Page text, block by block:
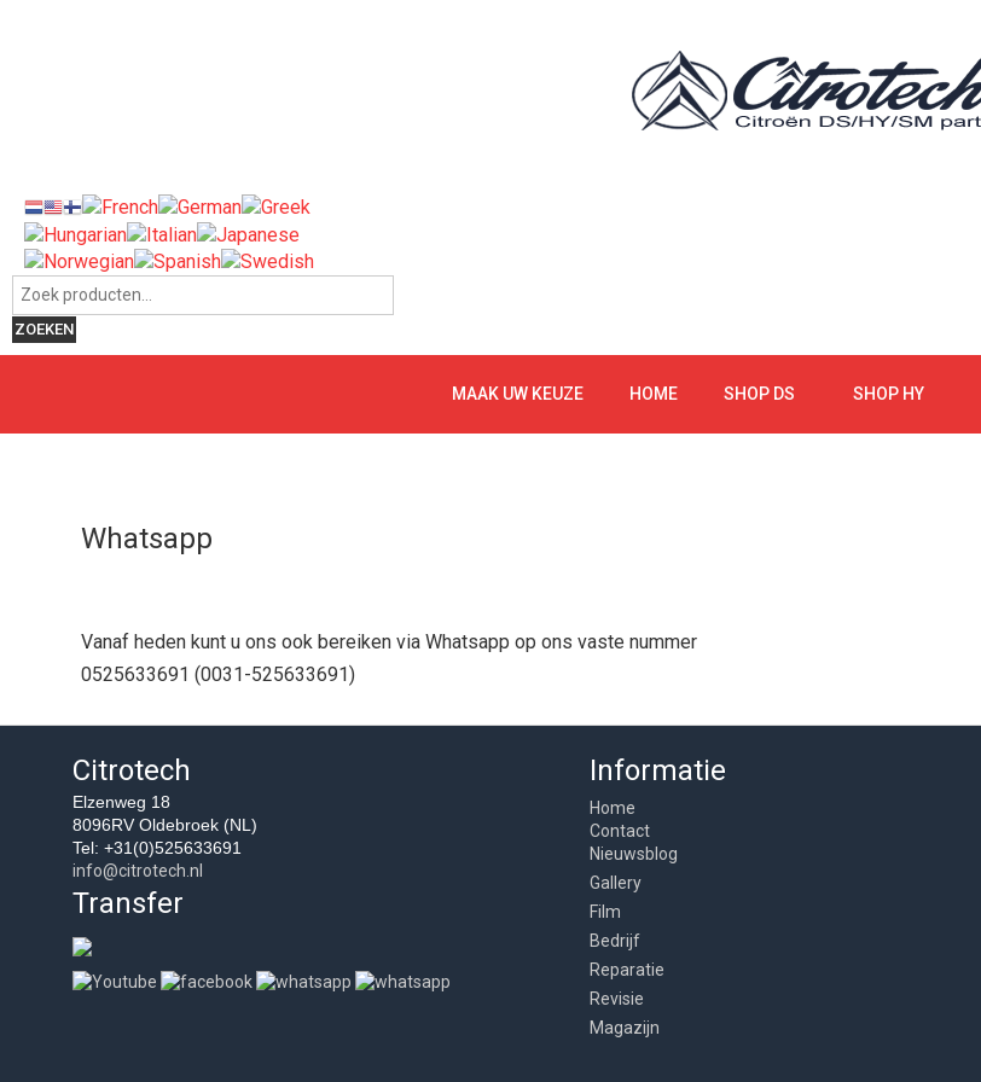
Zoeken naar:
ZOEKEN
MAAK UW KEUZE HOME SHOP DS SHOP HY
Whatsapp
Vanaf heden kunt u ons ook bereiken via Whatsapp op ons vaste nummer
0525633691 (0031-525633691)
Citrotech
Elzenweg 18
8096RV Oldebroek (NL)
Tel: +31(0)525633691
info@citrotech.nl
Transfer
Informatie
Home
Contact
Nieuwsblog
Gallery
Film
Bedrijf
Reparatie
Revisie
Magazijn